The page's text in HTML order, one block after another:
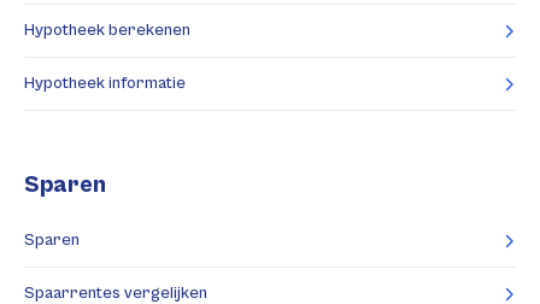
Hypotheek berekenen
Hypotheek informatie
Sparen
Sparen
Spaarrentes vergelijken